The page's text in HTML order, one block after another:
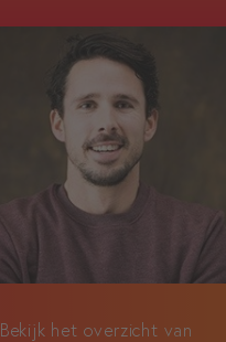
Bekijk het overzicht van